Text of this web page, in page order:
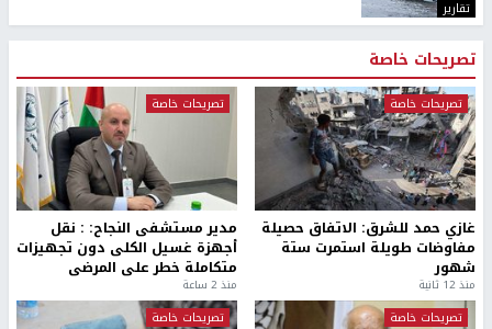
تقارير
تصريحات خاصة
تصريحات خاصة
غازي حمد للشرق: الاتفاق حصيلة
مفاوضات طويلة استمرت ستة
شهور
منذ 12 ثانية
تصريحات خاصة
مدير مستشفى النجاح: : نقل
أجهزة غسيل الكلى دون تجهيزات
متكاملة خطر على المرضى
منذ 2 ساعة
تصريحات خاصة
تصريحات خاصة